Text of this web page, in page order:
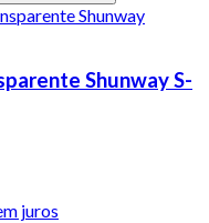
Shunway S-
juros